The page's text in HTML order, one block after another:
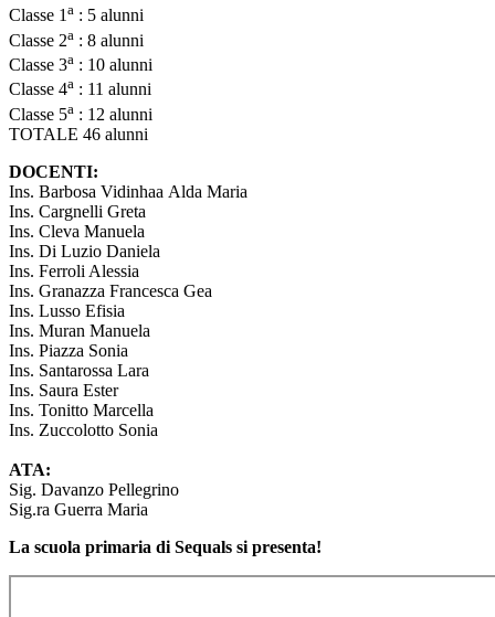
Classe 1a : 5 alunni
Classe 2a : 8 alunni
Classe 3a : 10 alunni
Classe 4a : 11 alunni
Classe 5a : 12 alunni
TOTALE 46 alunni
DOCENTI:
Ins. Barbosa Vidinhaa Alda Maria
Ins. Cargnelli Greta
Ins. Cleva Manuela
Ins. Di Luzio Daniela
Ins. Ferroli Alessia
Ins. Granazza Francesca Gea
Ins. Lusso Efisia
Ins. Muran Manuela
Ins. Piazza Sonia
Ins. Santarossa Lara
Ins. Saura Ester
Ins. Tonitto Marcella
Ins. Zuccolotto Sonia
ATA:
Sig. Davanzo Pellegrino
Sig.ra Guerra Maria
La scuola primaria di Sequals si presenta!